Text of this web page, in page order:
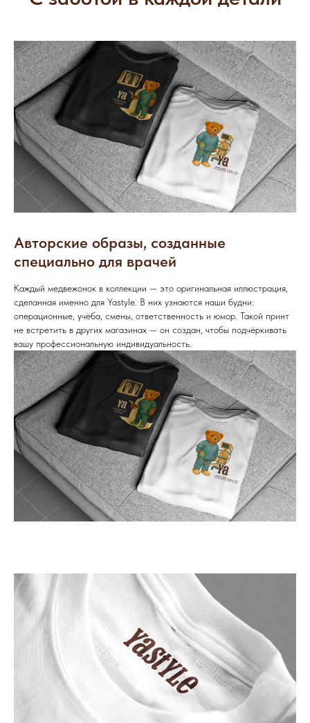
Авторские образы, созданные
специально для врачей
Каждый медвежонок в коллекции — это оригинальная иллюстрация,
сделанная именно для Yastyle. В них узнаются наши будни:
операционные, учёба, смены, ответственность и юмор. Такой принт
не встретить в других магазинах — он создан, чтобы подчёркивать
вашу профессиональную индивидуальность.